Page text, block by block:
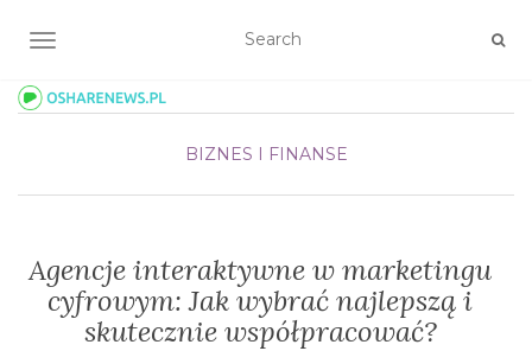
TOGGLE NAVIGATION
BIZNES I FINANSE
Agencje interaktywne w marketingu
cyfrowym: Jak wybrać najlepszą i
skutecznie współpracować?